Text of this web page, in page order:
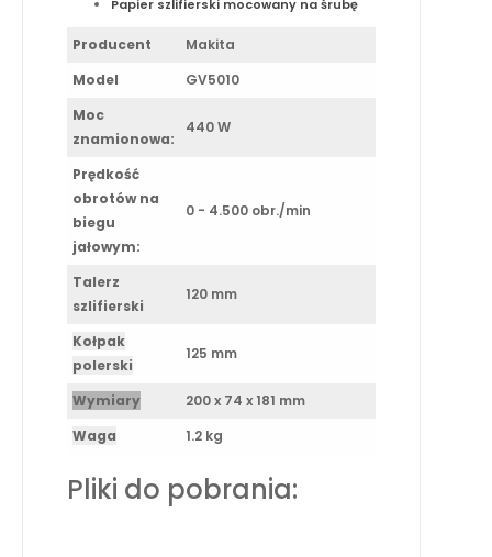
Papier szlifierski mocowany na śrubę
Producent
Makita
Model
GV5010
Moc
znamionowa:
440 W
Prędkość
obrotów na
biegu
jałowym:
0 - 4.500 obr./min
Talerz
szlifierski
120 mm
Kołpak
polerski
125 mm
Wymiary
200 x 74 x 181 mm
Waga
1.2 kg
Pliki do pobrania: